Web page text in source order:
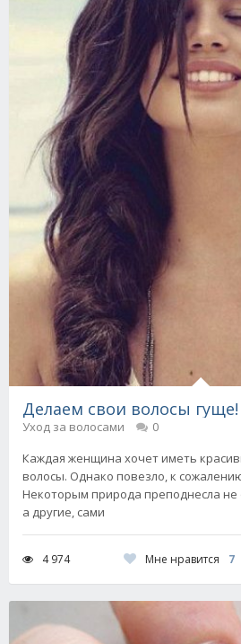
Делаем свои волосы гуще!
Уход за волосами
0
Каждая женщина хочет иметь
волосы. Однако повезло, к
Некоторым природа преподнесла не
а другие, сами
4 974 Мне нравится 7